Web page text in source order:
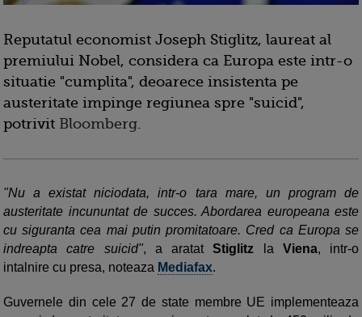
Reputatul economist Joseph Stiglitz, laureat al
premiului Nobel, considera ca Europa este intr-o
situatie "cumplita", deoarece insistenta pe
austeritate impinge regiunea spre "suicid",
potrivit Bloomberg.
"Nu a existat niciodata, intr-o tara mare, un program de
austeritate incununtat de succes. Abordarea europeana este
cu siguranta cea mai putin promitatoare. Cred ca Europa se
indreapta catre suicid", a aratatStiglitz la Viena, intr-o
intalnire cu presa, noteaza Mediafax.
Guvernele din cele 27 de state membre UE implementeaza